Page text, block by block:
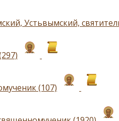
Устьвымский,
(107)